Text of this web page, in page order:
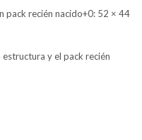
pack recién nacido+0: 52 × 44
y el pack recién